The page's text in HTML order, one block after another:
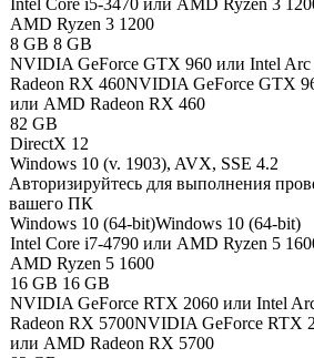
Intel Core i5-3470 или AMD Ryzen 3
AMD Ryzen 3 1200
8 GB 8 GB
NVIDIA GeForce GTX 960 или Intel
Radeon RX 460NVIDIA GeForce GTX
или AMD Radeon RX 460
82 GB
DirectX 12
Windows 10 (v. 1903), AVX, SSE 4.2
Авторизируйтесь для выполнения
вашего ПК
Windows 10 (64-bit)Windows 10 (64-bit)
Intel Core i7-4790 или AMD Ryzen 5
AMD Ryzen 5 1600
16 GB 16 GB
NVIDIA GeForce RTX 2060 или Intel
Radeon RX 5700NVIDIA GeForce RTX
или AMD Radeon RX 5700